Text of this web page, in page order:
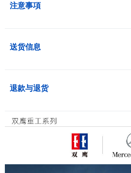
注意事項
送货信息
退款与退货